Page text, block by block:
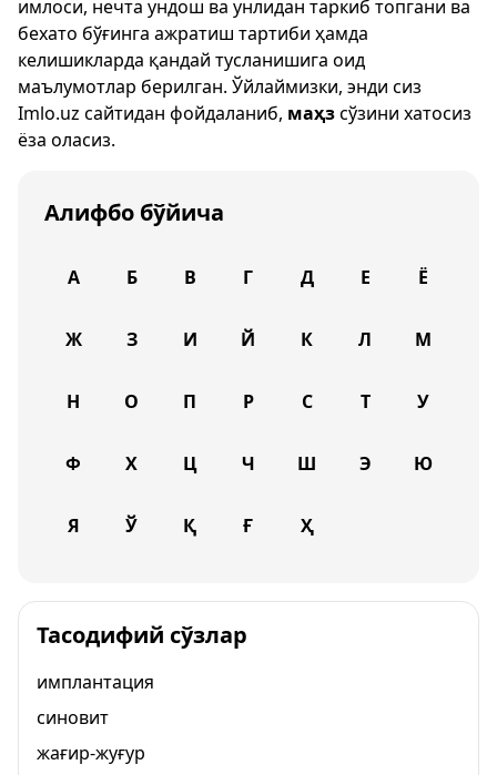
имлоси, нечта ундош ва унлидан таркиб топгани ва
бехато бўғинга ажратиш тартиби ҳамда
келишикларда қандай тусланишига оид
маълумотлар берилган. Ўйлаймизки, энди сиз
Imlo.uz сайтидан фойдаланиб, маҳзсўзини хатосиз
ёза оласиз.
Алифбо бўйича
А Б В Г Д Е Ё
Ж З И Й К Л М
Н О П Р С Т У
Ф Х Ц Ч Ш Э Ю
Я Ў Қ Ғ Ҳ
Тасодифий сўзлар
имплантация
синовит
жағир-жуғур